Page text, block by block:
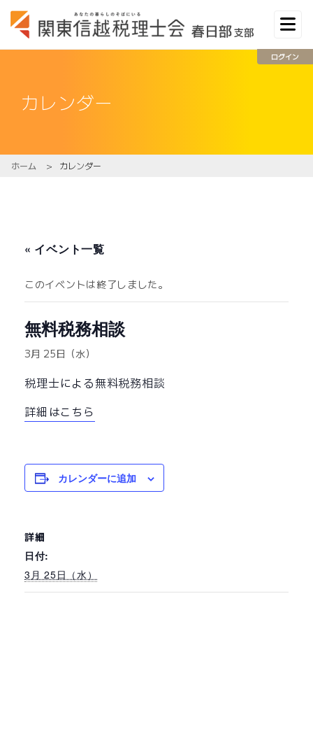
ログイン
カレンダー
ホーム > カレンダー
« イベント一覧
このイベントは終了しました。
無料税務相談
3月 25日（水）
税理士による無料税務相談
詳細はこちら
カレンダーに追加
詳細
日付:
3月 25日（水）